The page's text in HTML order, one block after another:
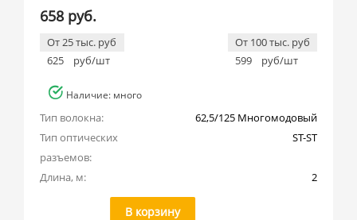
658 руб.
От 25 тыс. руб
625
руб/шт
От 100 тыс. руб
599
руб/шт
Наличие: много
Тип волокна:
62,5/125 Многомодовый
Тип оптических
разъемов:
ST-ST
Длина, м: 2
В корзину